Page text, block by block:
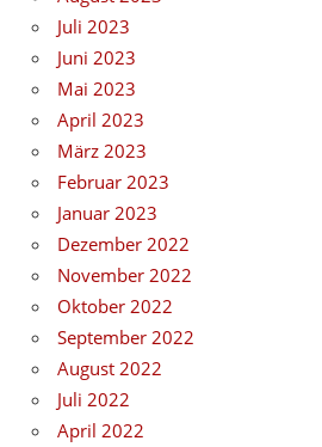
Juli 2023
Juni 2023
Mai 2023
April 2023
März 2023
Februar 2023
Januar 2023
Dezember 2022
November 2022
Oktober 2022
September 2022
August 2022
Juli 2022
April 2022